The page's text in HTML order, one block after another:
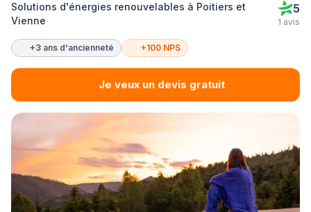
Solutions d'énergies renouvelables à Poitiers et
Vienne
5
1 avis
+3 ans d'ancienneté +100 NPS
Je veux un devis gratuit